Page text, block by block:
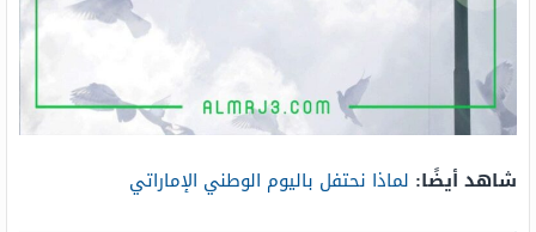
شاهد أيضًا: لماذا نحتفل باليوم الوطني الإماراتي